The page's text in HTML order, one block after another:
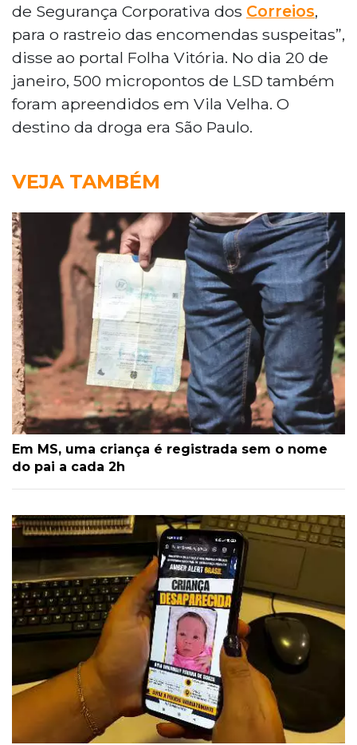
de Segurança Corporativa dos Correios,
para o rastreio das encomendas suspeitas”,
disse ao portal Folha Vitória. No dia 20 de
janeiro, 500 micropontos de LSD também
foram apreendidos em Vila Velha. O
destino da droga era São Paulo.
VEJA TAMBÉM
Em MS, uma criança é registrada sem o nome
do pai a cada 2h